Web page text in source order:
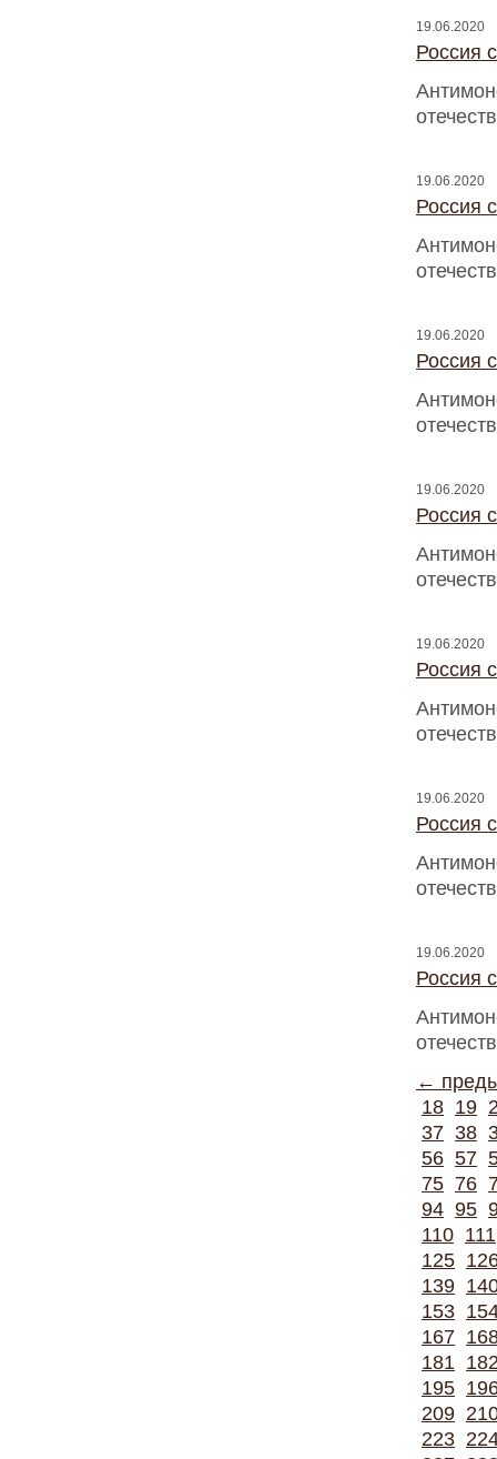
19.06.2020
Россия
19.06.2020
Россия
19.06.2020
Россия
19.06.2020
Россия
19.06.2020
Россия
19.06.2020
Россия
19.06.2020
Россия
←
18 19
37 38
56 57
75 76
94 95
110 111
125
139
153
167
181
195
209
223